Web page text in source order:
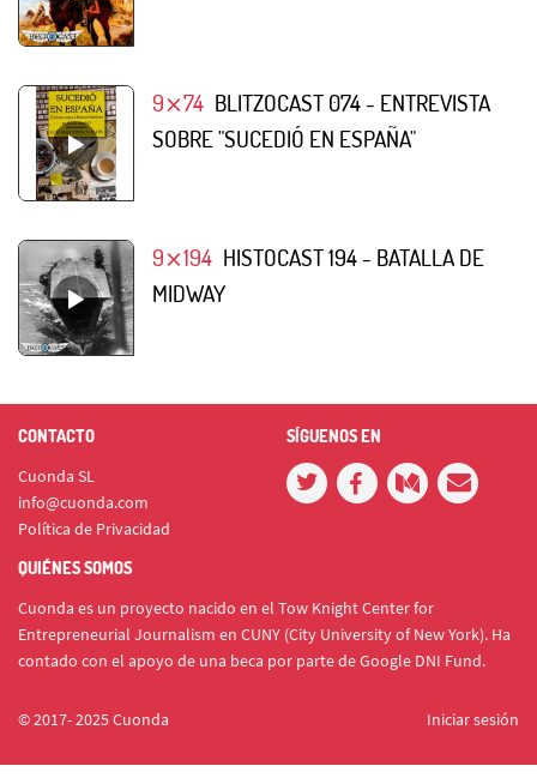
9⨯74 BLITZOCAST 074 - ENTREVISTA
SOBRE "SUCEDIÓ EN ESPAÑA"
9⨯194 HISTOCAST 194 - BATALLA DE
MIDWAY
CONTACTO
Cuonda SL
info@cuonda.com
Política de Privacidad
SÍGUENOS EN
QUIÉNES SOMOS
Cuonda es un proyecto nacido en el Tow Knight Center for
Entrepreneurial Journalism en CUNY (City University of New York). Ha
contado con el apoyo de una beca por parte de Google DNI Fund.
© 2017- 2025 Cuonda Iniciar sesión